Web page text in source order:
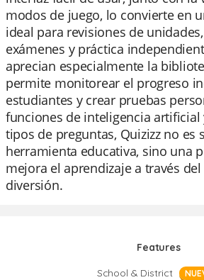
modos de juego, lo convierte en
ideal para revisiones de
exámenes y práctica
aprecian especialmente la
permite monitorear el progreso
estudiantes y crear pruebas
funciones de inteligencia artificial
tipos de preguntas, Quizizz no es
herramienta educativa, sino una
mejora el aprendizaje a través
diversión.
Features
School & District